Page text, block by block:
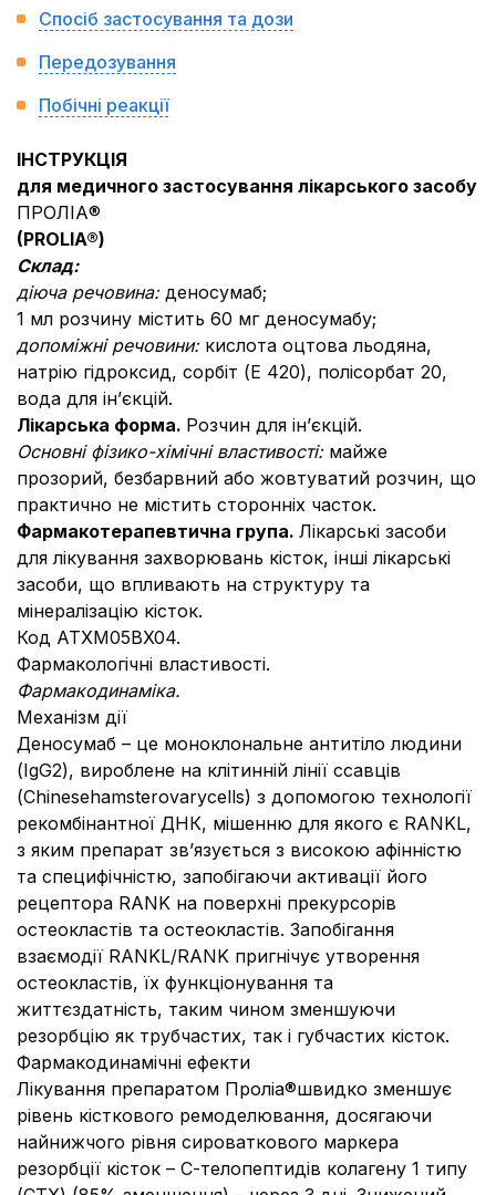
Спосіб застосування та дози
Передозування
Побічні реакції
ІНСТРУКЦІЯ
для медичного застосування лікарського засобу
ПРОЛІА®
(PROLIA®)
Склад:
діюча речовина: деносумаб;
1 мл розчину містить 60 мг деносумабу;
допоміжні речовини: кислота оцтова льодяна,
натрію гідроксид, сорбіт (E 420), полісорбат 20,
вода для ін’єкцій.
Лікарська форма. Розчин для ін’єкцій.
Основні фізико-хімічні властивості: майже
прозорий, безбарвний або жовтуватий розчин, що
практично не містить сторонніх часток.
Фармакотерапевтична група. Лікарські засоби
для лікування захворювань кісток, інші лікарські
засоби, що впливають на структуру та
мінералізацію кісток.
Код АТХM05BX04.
Фармакологічні властивості.
Фармакодинаміка.
Механізм дії
Деносумаб – це моноклональне антитіло людини
(IgG2), вироблене на клітинній лінії ссавців
(Chinesehamsterovarycells) з допомогою технології
рекомбінантної ДНК, мішенню для якого є RANKL,
з яким препарат зв’язується з високою афінністю
та специфічністю, запобігаючи активації його
рецептора RANK на поверхні прекурсорів
остеокластів та остеокластів. Запобігання
взаємодії RANKL/RANK пригнічує утворення
остеокластів, їх функціонування та
життєздатність, таким чином зменшуючи
резорбцію як трубчастих, так і губчастих кісток.
Фармакодинамічні ефекти
Лікування препаратом Проліа®швидко зменшує
рівень кісткового ремоделювання, досягаючи
найнижчого рівня сироваткового маркера
резорбції кісток – С-телопептидів колагену 1 типу